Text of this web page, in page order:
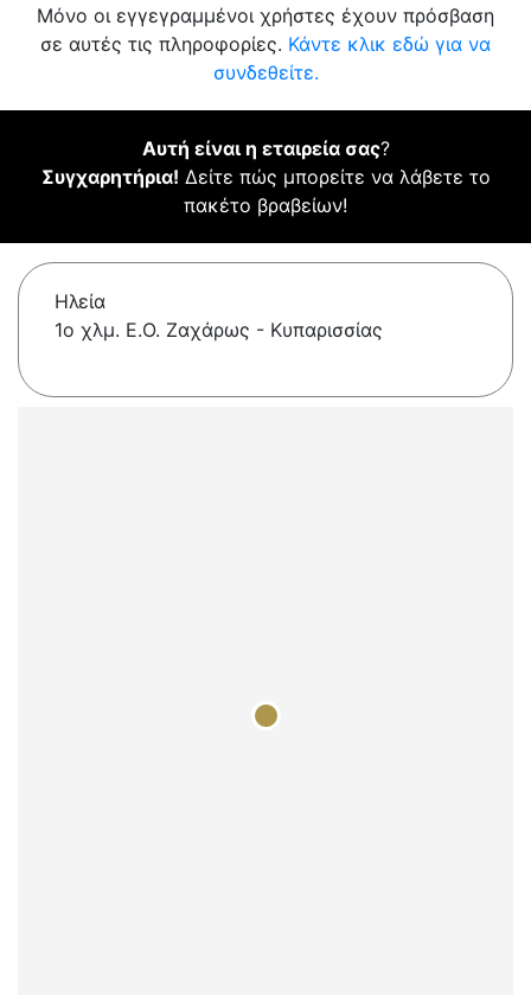
Μόνο οι εγγεγραμμένοι χρήστες έχουν πρόσβαση
σε αυτές τις πληροφορίες. Κάντε κλικ εδώ για να
συνδεθείτε.
Αυτή είναι η εταιρεία σας?
Συγχαρητήρια! Δείτε πώς μπορείτε να λάβετε το
πακέτο βραβείων!
Ηλεία
1ο χλμ. Ε.Ο. Ζαχάρως - Κυπαρισσίας